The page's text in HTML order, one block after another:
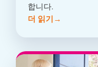
합니다.
더 읽기